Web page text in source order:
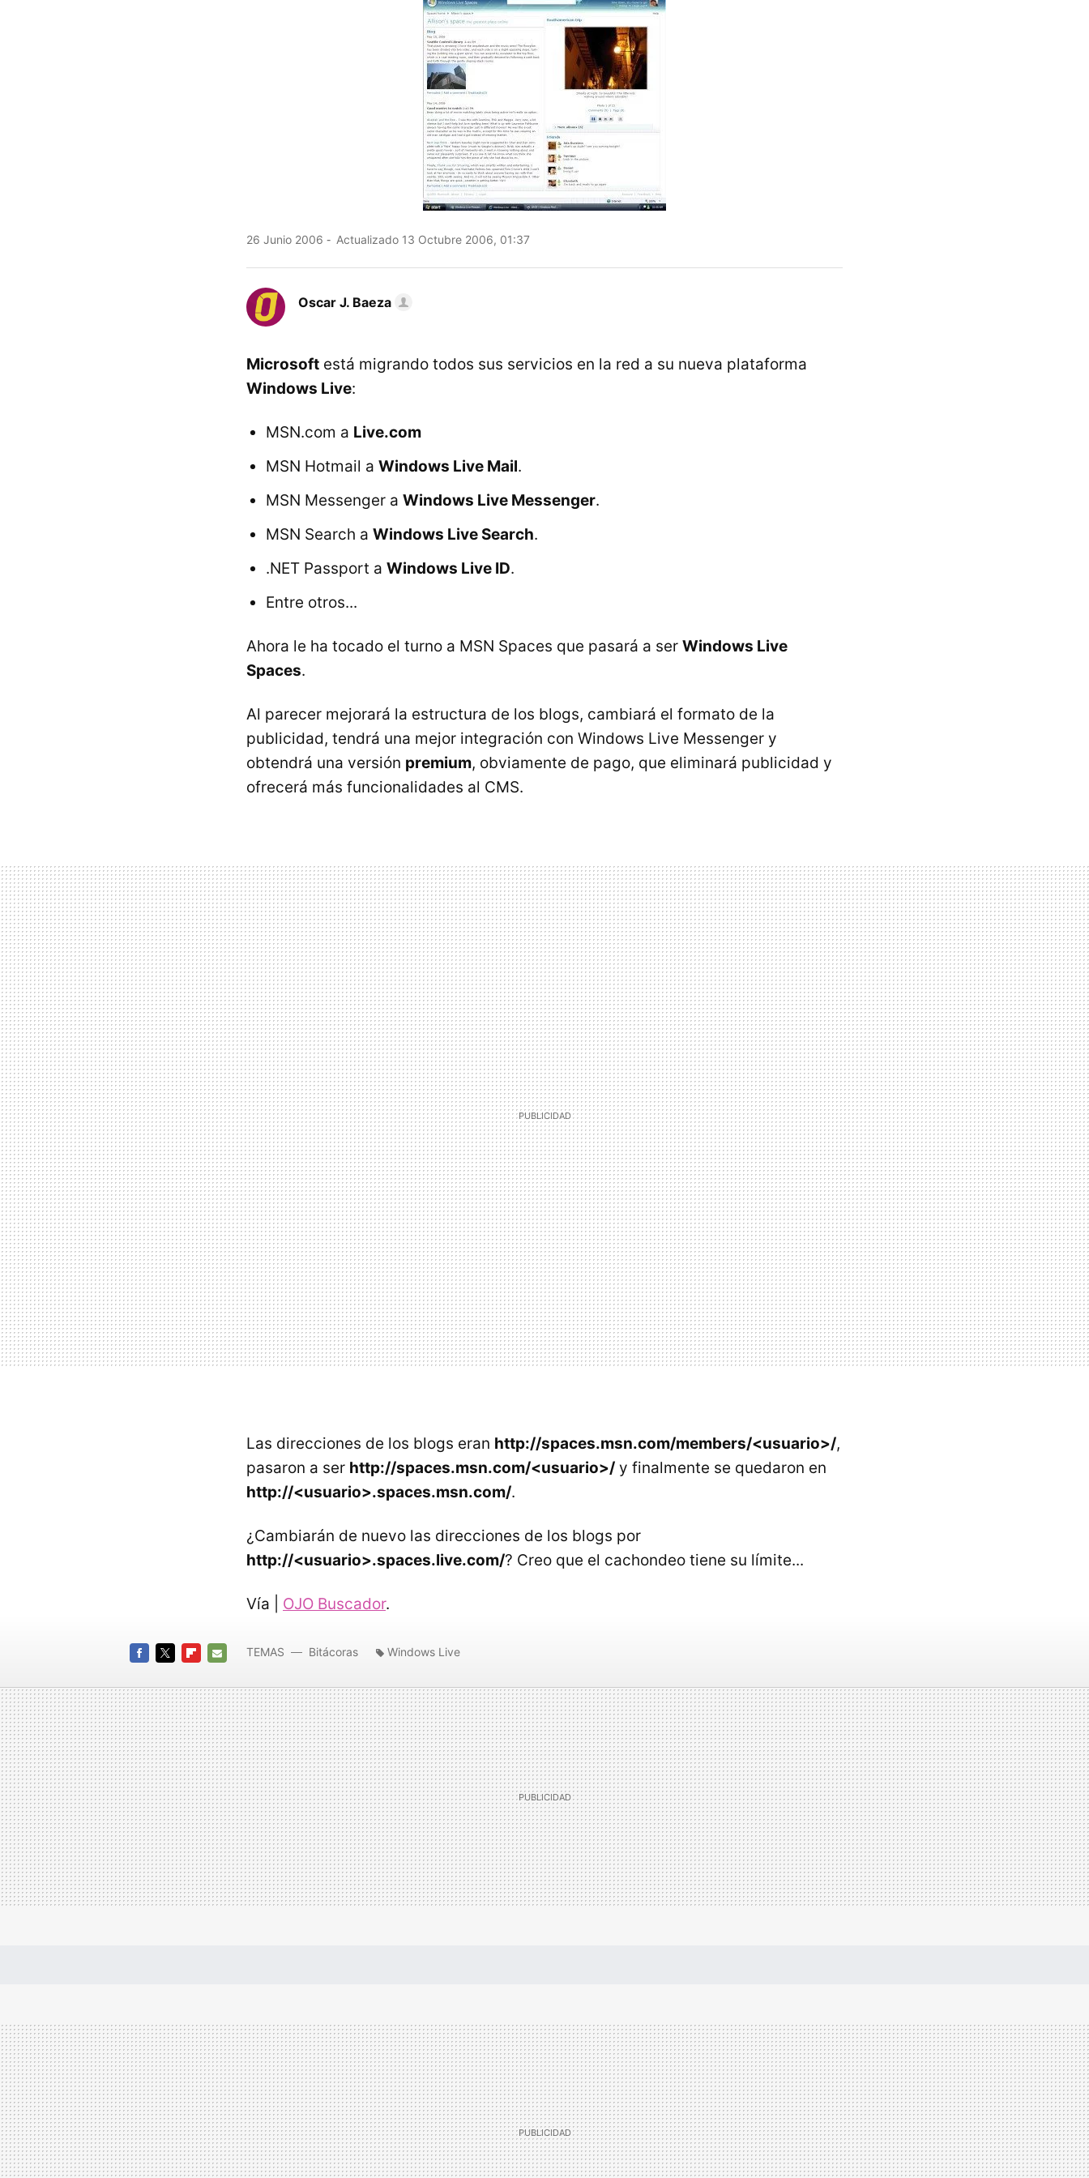
26 Junio 2006 Actualizado 13 Octubre 2006, 01:37
Oscar J. Baeza
Microsoft está migrando todos sus servicios en la red a su nueva plataforma
Windows Live:
MSN.com a Live.com
MSN Hotmail a Windows Live Mail.
MSN Messenger a Windows Live Messenger.
MSN Search a Windows Live Search.
.NET Passport a Windows Live ID.
Entre otros...
Ahora le ha tocado el turno a MSN Spaces que pasará a ser Windows Live
Spaces.
Al parecer mejorará la estructura de los blogs, cambiará el formato de la
publicidad, tendrá una mejor integración con Windows Live Messenger y
obtendrá una versión premium, obviamente de pago, que eliminará publicidad y
ofrecerá más funcionalidades al CMS.
Las direcciones de los blogs eran http://spaces.msn.com/members/<usuario>/,
pasaron a ser http://spaces.msn.com/<usuario>/ y finalmente se quedaron en
http://<usuario>.spaces.msn.com/.
¿Cambiarán de nuevo las direcciones de los blogs por
http://<usuario>.spaces.live.com/? Creo que el cachondeo tiene su límite...
Vía | OJO Buscador.
MAIL
TEMAS Bitácoras Windows Live